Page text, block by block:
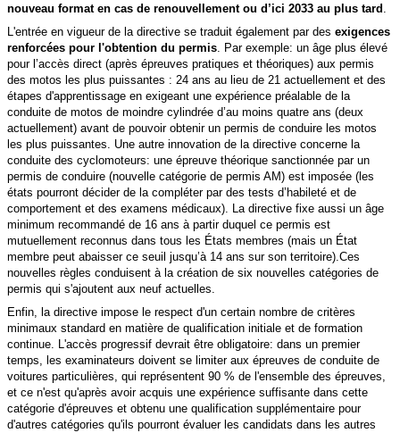
nouveau format en cas de renouvellement ou d’ici 2033 au plus tard
L'entrée en vigueur de la directive se traduit également par desexigences
renforcées pour l'obtention du permis . Par exemple: un âge plus élevé
pour l’accès direct (après épreuves pratiques et théoriques) auxpermis
des motos les plus puissantes : 24 ans au lieu de 21 actuellement et des
étapes d'apprentissage en exigeant une expérience préalable de la
conduite de motos de moindre cylindrée d’au moins quatre ans (deux
actuellement) avant de pouvoir obtenir un permis de conduire les motos
les plus puissantes. Une autre innovation de la directive concerne la
conduite des cyclomoteurs: une épreuve théorique sanctionnée par un
permis de conduire (nouvelle catégorie de permis AM)est imposée (les
états pourront décider de la compléter par des tests d’habileté et de
comportement et des examens médicaux). La directive fixe aussi un âge
minimum recommandé de 16 ans à partir duquel ce permis est
mutuellement reconnus dans tous les États membres (mais un État
membre peut abaisser ce seuil jusqu’à 14 ans sur son territoire).Ces
nouvelles règles conduisent à la création de six nouvelles catégories de
permis qui s'ajoutent aux neuf actuelles.
Enfin, la directive impose le respect d'un certain nombre de critères
minimaux standard en matière de qualification initiale et de formation
continue. L'accès progressif devrait être obligatoire: dans un premier
temps, les examinateurs doivent se limiter aux épreuves de conduite de
voitures particulières, qui représentent 90 % de l'ensemble des épreuves,
et ce n'est qu'après avoir acquis une expérience suffisante dans cette
catégorie d'épreuves et obtenu une qualification supplémentaire pour
d'autres catégories qu'ils pourront évaluer les candidats dans les autres